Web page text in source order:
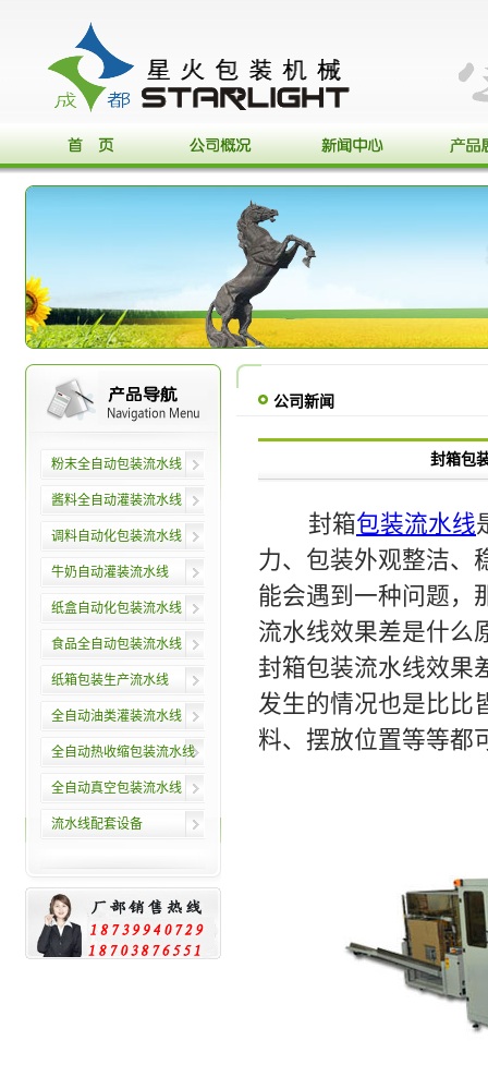
粉末全自动包装流水线
酱料全自动灌装流水线
调料自动化包装流水线
牛奶自动灌装流水线
纸盒自动化包装流水线
食品全自动包装流水线
纸箱包装生产流水线
全自动油类灌装流水线
全自动热收缩包装流水线
全自动真空包装流水线
流水线配套设备
公司新闻
封箱包
封箱包装流水线
力、包装外观整洁、
能会遇到一种问题，
流水线效果差是什么
封箱包装流水线效果
发生的情况也是比比
料、摆放位置等等都